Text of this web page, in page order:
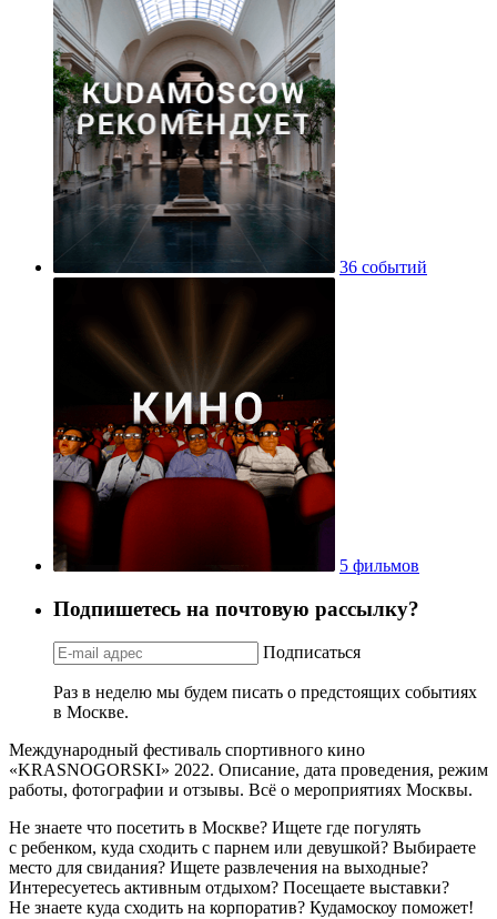
36 событий
5 фильмов
Подпишетесь на почтовую рассылку?
Подписаться
Раз в неделю мы будем писать о предстоящих событиях
в Москве.
Международный фестиваль спортивного кино
«KRASNOGORSKI» 2022. Описание, дата проведения, режим
работы, фотографии и отзывы. Всё о мероприятиях Москвы.
Не знаете что посетить в Москве? Ищете где погулять
с ребенком, куда сходить с парнем или девушкой? Выбираете
место для свидания? Ищете развлечения на выходные?
Интересуетесь активным отдыхом? Посещаете выставки?
Не знаете куда сходить на корпоратив? Кудамоскоу поможет!